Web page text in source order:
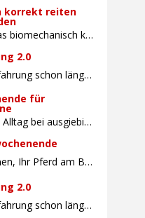
korrekt reiten
„Alles im Lot“ Das biomechanisch korrekte Reiten vereint viele wichtige Erkenntnisse der Reitkunst und der Physiologie von Pferd und Reiter miteinander. Ziel ist die größtmögliche Symmetrie des Reiters, denn erst wenn „alles im Lot“ ist, kann das Pferd den Reiter ausbalanciert und losgelassen tragen. Dafür muss der Reiter lernen, die Reaktionen seines Pferdes auf seinen […]
2.0
Liegt Ihre Reiterfahrung schon länger zurück oder fühlen Sie sich noch nicht richtig fit? Oder sind Sie bereits ein sicherer Reiter und freuen sich auf weiterführenden Unterricht? Training für Reiter:innen mit unterschiedlicher Reiterfahrung, auf die Wünsche und Kenntnisse des Einzelnen abgestimmt. Ein abwechslungsreiches Programm mit individuellem Reitunterricht mit unterschiedlichen Schwerpunkten und für Fortgeschrittene auch mit […]
für
Sie wollen Ihrem Alltag bei ausgiebigen Ritten durch unser wunderschönes Gelände entfliehen? Dann ist das Ausreitwochenende genau das Richtige. Geübte und sichere Reiter und Reiterinnen genießen die herrliche Natur unter erfahrener Rittführung. Teilnahme mit Leih- oder eigenem Pferd möglich. Mindestteilnehmerzahl: 5 Personen
Sie möchten lernen, Ihr Pferd am Boden gezielt zu gymnastizieren und durch feine Kommunikation zu führen? Dieser Kurs vermittelt, wie gezieltes und korrektes Longieren zur gymnastizierenden Arbeit mit dem Pferd beitragen. Wir arbeiten mit Hilfe eines Kappzaums – ohne Ausbinder oder andere Hilfszügel. Im Mittelpunkt stehen feine Kommunikation, klare Körpersprache und präzise Hilfengebung mit dem […]
2.0
Liegt Ihre Reiterfahrung schon länger zurück oder fühlen Sie sich noch nicht richtig fit? Oder sind Sie bereits ein sicherer Reiter und freuen sich auf weiterführenden Unterricht? Training für Reiter:innen mit unterschiedlicher Reiterfahrung, auf die Wünsche und Kenntnisse des Einzelnen abgestimmt. Ein abwechslungsreiches Programm mit individuellem Reitunterricht und für Fortgeschrittene auch mit Gangtraining findet in […]